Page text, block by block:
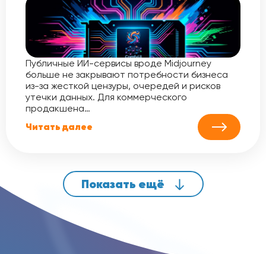
Публичные ИИ-сервисы вроде Midjourney
больше не закрывают потребности бизнеса
из-за жесткой цензуры, очередей и рисков
утечки данных. Для коммерческого
продакшена…
Читать далее
Показать ещё